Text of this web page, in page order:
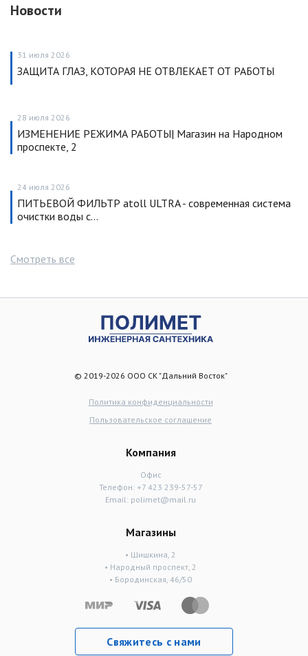
Новости
31 июля 2026
ЗАЩИТА ГЛАЗ, КОТОРАЯ НЕ ОТВЛЕКАЕТ ОТ РАБОТЫ
28 июля 2026
ИЗМЕНЕНИЕ РЕЖИМА РАБОТЫ| Магазин на Народном
проспекте, 2
24 июля 2026
ПИТЬЕВОЙ ФИЛЬТР atoll ULTRA - современная система
очистки воды с…
Смотреть все
© 2019-2026 ООО СК "Дальний Восток"
Политика конфиденциальности
Пользовательское соглашение
Компания
Офис
Телефон: +7 423 239-57-57
Email: polimet@mail.ru
Магазины
• Шишкина, 2
• Народный проспект, 2
• Бородинская, 46/50
Свяжитесь с нами